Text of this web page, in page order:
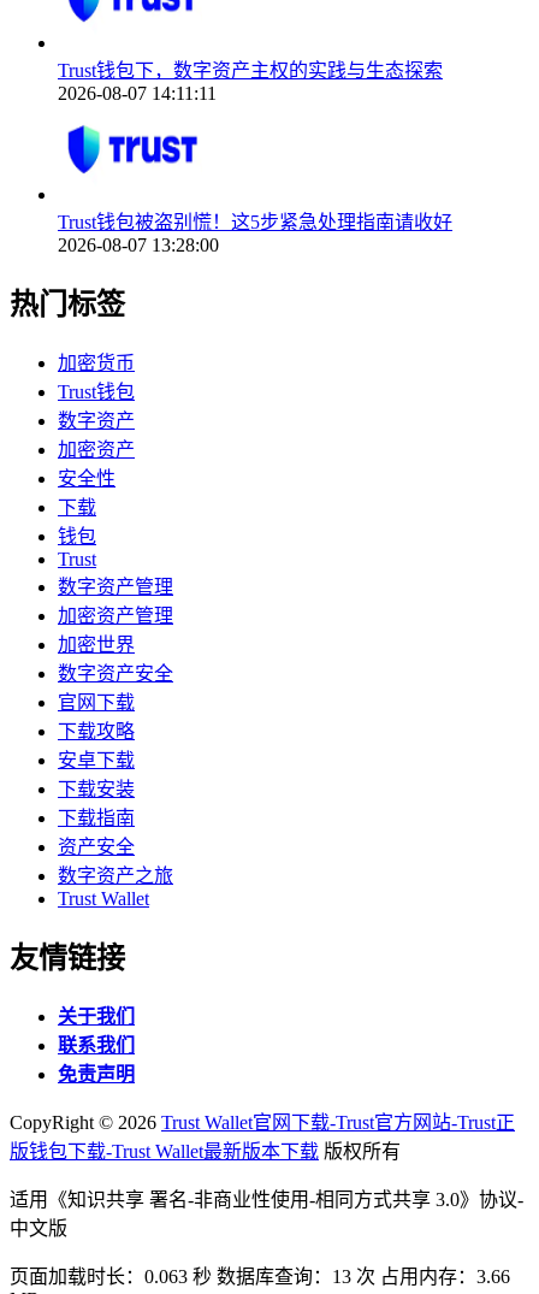
Trust钱包下，数字资产主权的实践与生态探索
2026-08-07 14:11:11
Trust钱包被盗别慌！这5步紧急处理指南请收好
2026-08-07 13:28:00
热门标签
加密货币
Trust钱包
数字资产
加密资产
安全性
下载
钱包
Trust
数字资产管理
加密资产管理
加密世界
数字资产安全
官网下载
下载攻略
安卓下载
下载安装
下载指南
资产安全
数字资产之旅
Trust Wallet
友情链接
关于我们
联系我们
免责声明
CopyRight © 2026 Trust Wallet官网下载-Trust官方网站-Trust正
版钱包下载-Trust Wallet最新版本下载 版权所有
适用《知识共享 署名-非商业性使用-相同方式共享 3.0》协议-
中文版
页面加载时长：0.063 秒 数据库查询：13 次 占用内存：3.66